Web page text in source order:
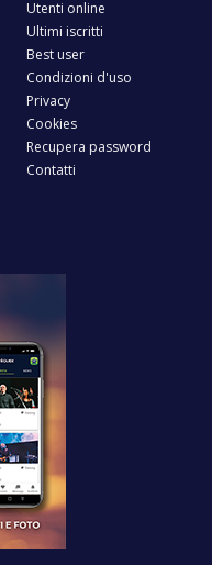
Utenti online
Ultimi iscritti
Best user
Condizioni d'uso
Privacy
Cookies
Recupera password
Contatti